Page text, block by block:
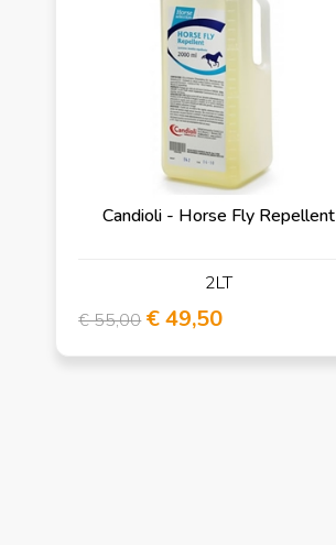
Candioli - Horse Fly Repellent
2LT
€ 55,00 € 49,50